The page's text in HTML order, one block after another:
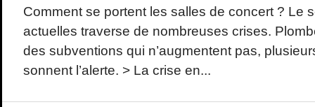
Comment se portent les salles de concert ? Le
actuelles traverse de nombreuses crises.
des subventions qui n’augmentent pas,
sonnent l’alerte. > La crise en...